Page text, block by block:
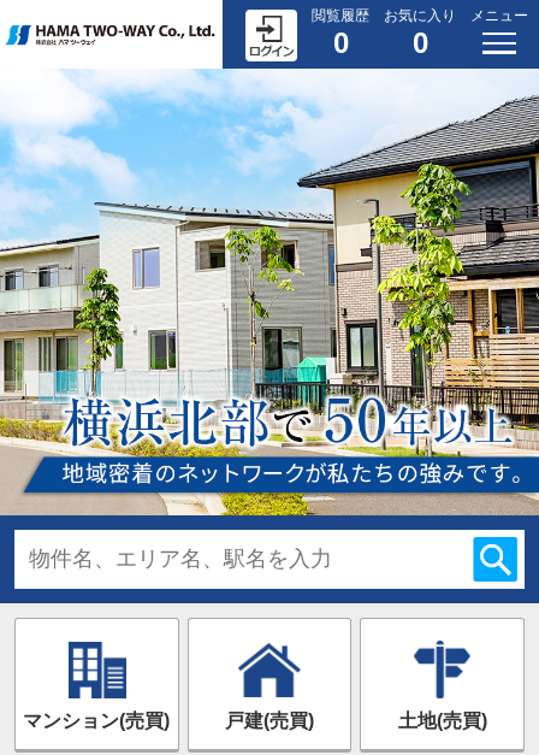
閲覧履歴
0
お気に入り
0
メニュー
マンション(売買) 戸建(売買) 土地(売買)